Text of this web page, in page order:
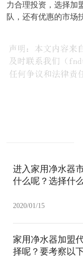
力合理投资，选择加
队，还有优惠的市场
进入家用净水器
什么呢？选择什
2020/01/15
家用净水器加盟
择呢？要考察以